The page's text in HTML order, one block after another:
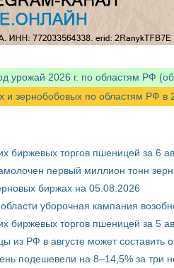
урожай 2026 г. по областям РФ
зернобобовых по областям РФ в
биржевых торгов пшеницей за 6
первый миллион тонн
биржах на 05.08.2026
уборочная кампания
биржевых торгов пшеницей за 5
из РФ в августе может составить
подешевели на 8–14,5% за три